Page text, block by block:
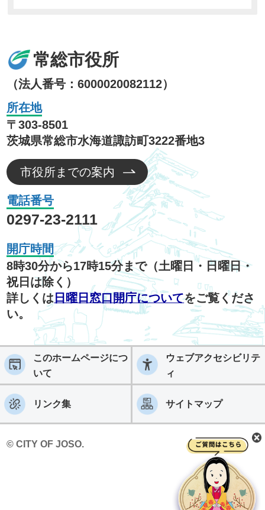
常総市役所
（法人番号：6000020082112）
所在地
〒303-8501
茨城県常総市水海道諏訪町3222番地3
市役所までの案内
電話番号
0297-23-2111
開庁時間
8時30分から17時15分まで（土曜日・日曜日・
祝日は除く）
詳しくは 日曜日窓口開庁についてをご覧くださ
い。
このホームページにつ
いて
ウェブアクセシビリテ
ィ
リンク集 サイトマップ
© CITY OF JOSO.